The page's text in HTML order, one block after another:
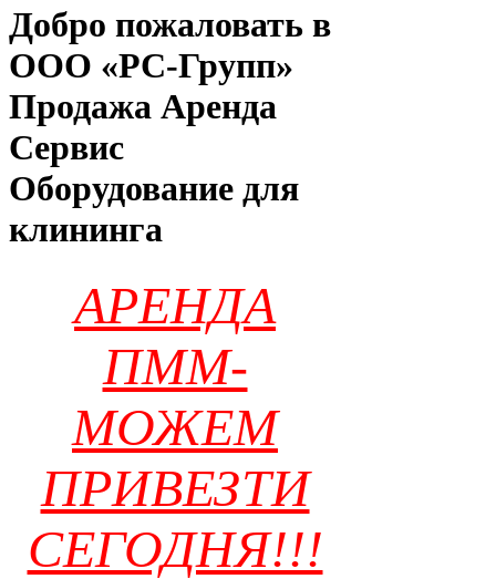
Добро пожаловать в
ООО «РС-Групп»
Продажа Аренда
Сервис
Оборудование для
клининга
АРЕНДА
ПММ-
МОЖЕМ
ПРИВЕЗТИ
СЕГОДНЯ!!!